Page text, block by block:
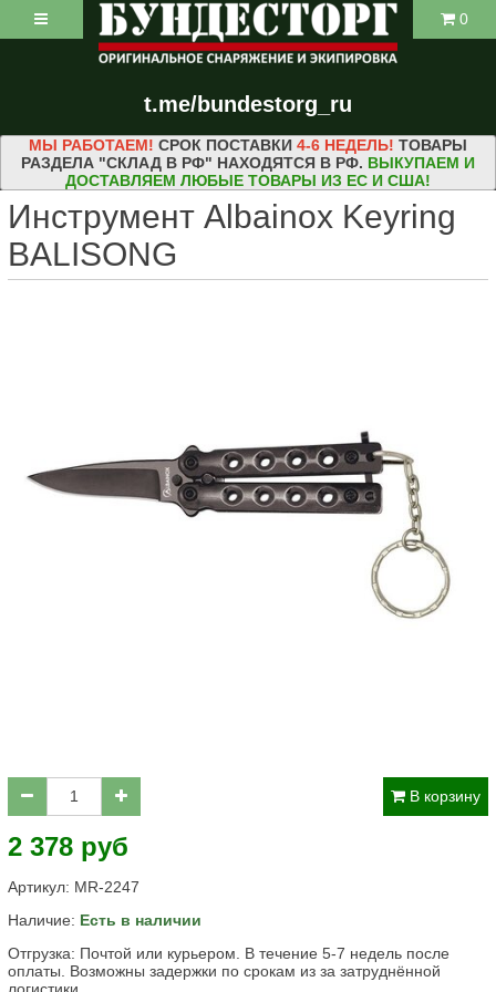
t.me/bundestorg_ru
0
МЫ РАБОТАЕМ! СРОК ПОСТАВКИ 4-6 НЕДЕЛЬ! ТОВАРЫ
РАЗДЕЛА "СКЛАД В РФ" НАХОДЯТСЯ В РФ. ВЫКУПАЕМ И
ДОСТАВЛЯЕМ ЛЮБЫЕ ТОВАРЫ ИЗ ЕС И США!
Инструмент Albainox Keyring
BALISONG
В корзину
2 378 руб
Артикул: MR-2247
Наличие: Есть в наличии
Отгрузка: Почтой или курьером. В течение 5-7 недель после
оплаты. Возможны задержки по срокам из за затруднённой